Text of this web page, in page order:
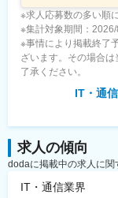
※求人応募数の多い順
※集計対象期間：2026/
※事情により掲載終了
ざいます。その場合
了承ください。
IT・通
求人の傾向
dodaに掲載中の求人に関
IT・通信業界